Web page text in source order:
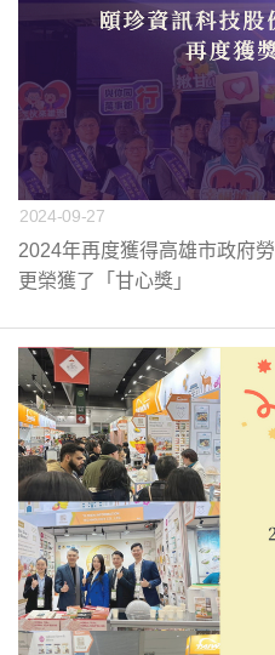
2024-09-27
2024年再度獲得高雄市政府
更榮獲了「甘心獎」